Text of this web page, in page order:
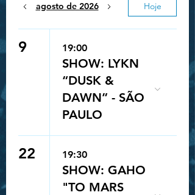
agosto de 2026 Hoje
9 19:00
SHOW: LYKN
“DUSK &
DAWN” - SÃO
PAULO
22 19:30
SHOW: GAHO
"TO MARS